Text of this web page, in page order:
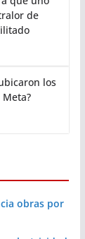
de
los
obras por